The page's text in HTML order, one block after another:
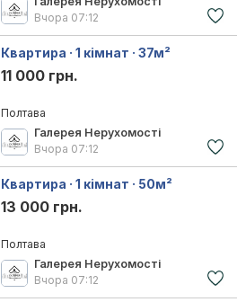
Вчора 07:12
Квартира · 1 кімнат · 37м²
11 000 грн.
Полтава
Галерея Нерухомості
Вчора 07:12
Квартира · 1 кімнат · 50м²
13 000 грн.
Полтава
Галерея Нерухомості
Вчора 07:12